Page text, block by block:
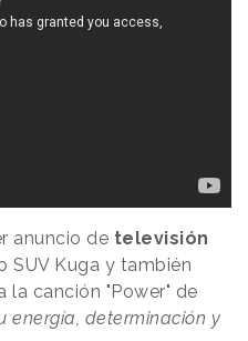
anuncio de televisión
SUV Kuga y también
la canción "Power" de
energía, determinación y